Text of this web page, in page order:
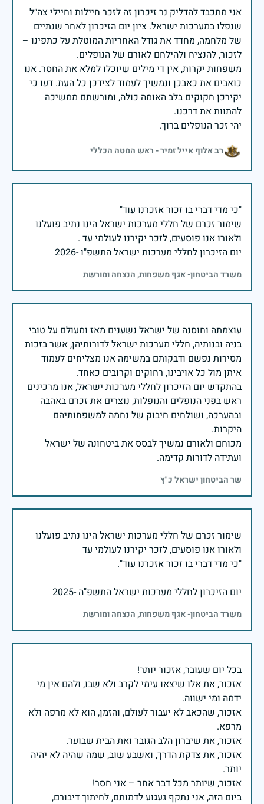
אני מתכבד להדליק נר זיכרון זה לזכר חיילות וחיילי צה״ל
שנפלו במערכות ישראל. ציון יום הזיכרון לאחר שנתיים
של מלחמה, מחדד את גודל האחריות המוטלת על כתפינו –
משפחות יקרות, אין די מילים שיוכלו למלא את החסר. אנו
כואבים את כאבכן ונמשיך לעמוד לצידכן כל העת. דעו כי
יקירכן חקוקים בלב האומה כולה, ומורשתם ממשיכה
יהי זכר הנופלים ברוך.
רב אלוף אייל זמיר - ראש המטה הכללי
שימור זכרם של חללי מערכות ישראל הינו נתיב פועלנו
יום הזיכרון לחללי מערכות ישראל התשפ"ו -2026
משרד הביטחון- אגף משפחות, הנצחה ומורשת
עוצמתה וחוסנה של ישראל נשענים מאז ומעולם על טובי
בניה ובנותיה, חללי מערכות ישראל לדורותיהן, אשר בזכות
מסירות נפשם ודבקותם במשימה אנו מצליחים לעמוד
בהתקדש יום הזיכרון לחללי מערכות ישראל, אנו מרכינים
ראש בפני הנופלים והנופלות, נוצרים את זכרם באהבה
ובהערכה, ושולחים חיבוק של נחמה למשפחותיהם
מכוחם ולאורם נמשיך לבסס את ביטחונה של ישראל
ועתידה לדורות קדימה.
שר הביטחון ישראל כ"ץ
שימור זכרם של חללי מערכות ישראל הינו נתיב פועלנו
יום הזיכרון לחללי מערכות ישראל התשפ"ה -2025
משרד הביטחון- אגף משפחות, הנצחה ומורשת
אזכור, את אלו שיצאו עימי לקרב ולא שבו, ולהם אין מי
אזכור, שהכאב לא יעבור לעולם, והזמן, הוא לא מרפה ולא
אזכור, את צדקת הדרך, ואשבע שוב, שמה שהיה לא יהיה
ביום הזה, אני נתקף געגוע לדמותם, לחיתוך דיבורם,